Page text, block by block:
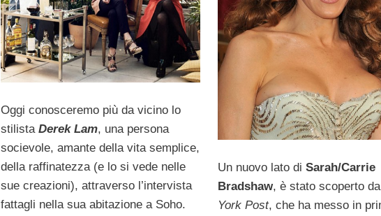
Un nuovo lato di Sarah/Carrie
Bradshaw, è stato scoperto
York Post, che ha messo in
Oggi conosceremo più da vicino lo
stilista Derek Lam, una persona
socievole, amante della vita semplice,
della raffinatezza (e lo si vede nelle
sue creazioni), attraverso l’intervista
fattagli nella sua abitazione a Soho.